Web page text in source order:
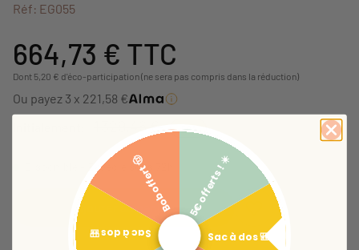
Réf: EG055
664,73 € TTC
Dont 5,20 € d'éco-participation (ne sera pas compris dans la réduction)
Ou payez 3 x 221,58 €
Disponible - Expédié sous 72h
Ajouter au panier
Ajouter aux favoris
Supprimer des
5€ offerts ! ☀️
Sac à dos 🎒
Sac à dos 🎒
Bob offert 🤠